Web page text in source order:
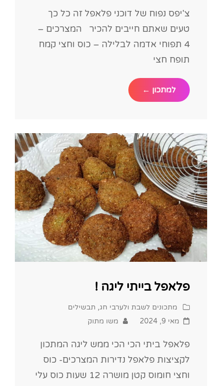
צ'יפס נפוח של דוכני פלאפל זה כל כך
טעים שאתם חייבים להכיר המצרכים –
4 תפוחי אדמה לבלילה – כוס וחצי קמח
תופח חצי
למתכון ← צ'יפס
נפוח
פלאפל בייתי ליגה !
Cat
Links
מתכונים לשבת ולערבי חג, תבשילים
Posted
מאי 9, 2024 משו מתוק
פלאפל ביתי הכי הכי ממש ליגה המתכון
לקציצות פלאפל נדירות המצרכים- כוס
וחצי חומוס קטן מושרה 12 שעות כוס עלי